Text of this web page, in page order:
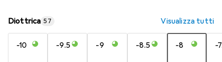
Diottrica 57 Visualizza tutti
-10 -9.5 -9 -8.5 -8 -